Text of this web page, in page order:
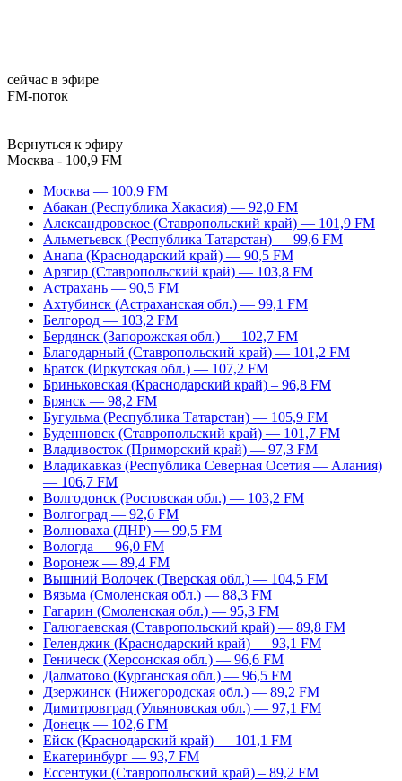
сейчас в эфире
FM-поток
Вернуться к эфиру
Москва - 100,9 FM
Москва — 100,9 FM
Абакан (Республика Хакасия) — 92,0 FM
Александровское (Ставропольский край) — 101,9 FM
Альметьевск (Республика Татарстан) — 99,6 FM
Анапа (Краснодарский край) — 90,5 FM
Арзгир (Ставропольский край) — 103,8 FM
Астрахань — 90,5 FM
Ахтубинск (Астраханская обл.) — 99,1 FM
Белгород — 103,2 FM
Бердянск (Запорожская обл.) — 102,7 FM
Благодарный (Ставропольский край) — 101,2 FM
Братск (Иркутская обл.) — 107,2 FM
Бриньковская (Краснодарский край) – 96,8 FM
Брянск — 98,2 FM
Бугульма (Республика Татарстан) — 105,9 FM
Буденновск (Ставропольский край) — 101,7 FM
Владивосток (Приморский край) — 97,3 FM
Владикавказ (Республика Северная Осетия — Алания)
— 106,7 FM
Волгодонск (Ростовская обл.) — 103,2 FM
Волгоград — 92,6 FM
Волноваха (ДНР) — 99,5 FM
Вологда — 96,0 FM
Воронеж — 89,4 FM
Вышний Волочек (Тверская обл.) — 104,5 FM
Вязьма (Смоленская обл.) — 88,3 FM
Гагарин (Смоленская обл.) — 95,3 FM
Галюгаевская (Ставропольский край) — 89,8 FM
Геленджик (Краснодарский край) — 93,1 FM
Геническ (Херсонская обл.) — 96,6 FM
Далматово (Курганская обл.) — 96,5 FM
Дзержинск (Нижегородская обл.) — 89,2 FM
Димитровград (Ульяновская обл.) — 97,1 FM
Донецк — 102,6 FM
Ейск (Краснодарский край) — 101,1 FM
Екатеринбург — 93,7 FM
Ессентуки (Ставропольский край) – 89,2 FM